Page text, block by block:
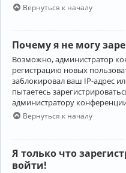
Вернуться к началу
Почему я не могу
Возможно, администратор
регистрацию новых
заблокировал ваш IP-адрес
пытаетесь
администратору
Вернуться к началу
Я только что
войти!